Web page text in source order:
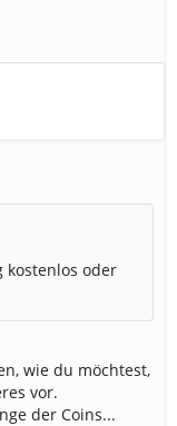
kostenlos oder
wie du möchtest,
vor.
der Coins...